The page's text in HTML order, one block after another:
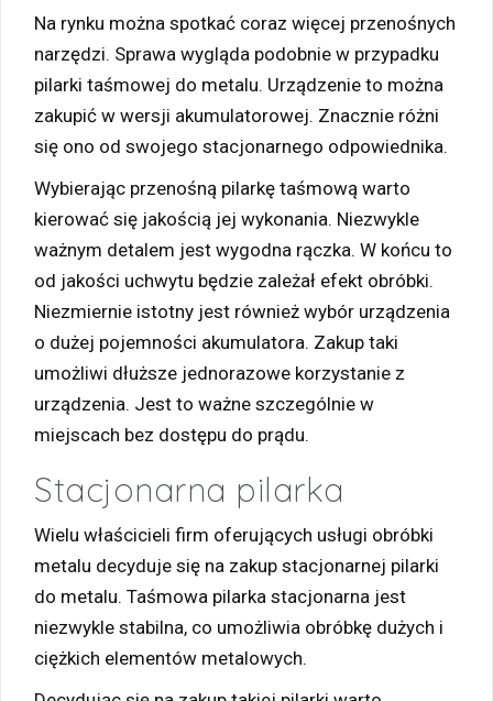
Na rynku można spotkać coraz więcej przenośnych
narzędzi. Sprawa wygląda podobnie w przypadku
pilarki taśmowej do metalu. Urządzenie to można
zakupić w wersji akumulatorowej. Znacznie różni
się ono od swojego stacjonarnego odpowiednika.
Wybierając przenośną pilarkę taśmową warto
kierować się jakością jej wykonania. Niezwykle
ważnym detalem jest wygodna rączka. W końcu to
od jakości uchwytu będzie zależał efekt obróbki.
Niezmiernie istotny jest również wybór urządzenia
o dużej pojemności akumulatora. Zakup taki
umożliwi dłuższe jednorazowe korzystanie z
urządzenia. Jest to ważne szczególnie w
miejscach bez dostępu do prądu.
Stacjonarna pilarka
Wielu właścicieli firm oferujących usługi obróbki
metalu decyduje się na zakup stacjonarnej pilarki
do metalu. Taśmowa pilarka stacjonarna jest
niezwykle stabilna, co umożliwia obróbkę dużych i
ciężkich elementów metalowych.